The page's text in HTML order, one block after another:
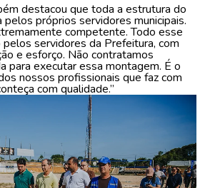
destacou que toda a estrutura do
próprios servidores municipais.
competente. Todo esse
servidores da Prefeitura, com
e esforço. Não contratamos
para executar essa montagem. É o
nossos profissionais que faz com
com qualidade.”